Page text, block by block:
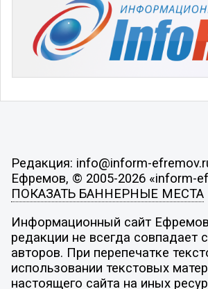
Редакция: info@inform-
Ефремов, © 2005-2026 «inform-
ПОКАЗАТЬ БАННЕРНЫЕ МЕСТА
Информационный сайт
редакции не всегда совпадает
авторов. При перепечатке
использовании текстовых
настоящего сайта на иных